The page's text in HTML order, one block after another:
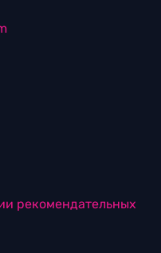
рекомендательных